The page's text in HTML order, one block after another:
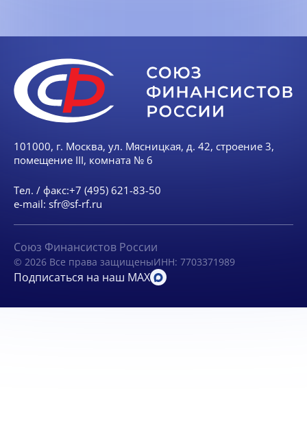
101000, г. Москва, ул. Мясницкая, д. 42, строение 3,
помещение III, комната № 6
Тел. / факс:+7 (495) 621-83-50
e-mail: sfr@sf-rf.ru
Союз Финансистов России
© 2026 Все права защищеныИНН: 7703371989
Подписаться на наш MAX